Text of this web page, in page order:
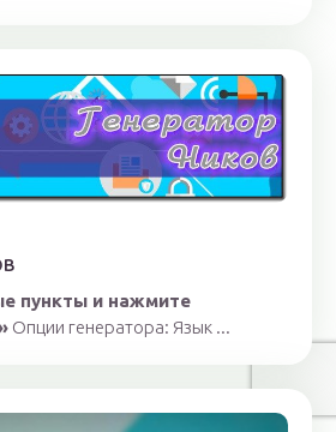
пункты и нажмите
Опции генератора: Язык ...